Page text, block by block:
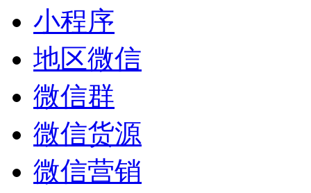
小程序
地区微信
微信群
微信货源
微信营销